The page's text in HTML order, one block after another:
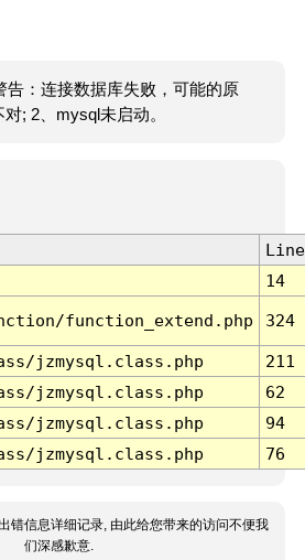
告：连接数据库失败，可能的原
; 2、mysql未启动。
Line
14
function_extend.php 324
jzmysql.class.php
211
jzmysql.class.php
62
jzmysql.class.php
94
jzmysql.class.php 76
错信息详细记录, 由此给您带来的访问不便我
们深感歉意.